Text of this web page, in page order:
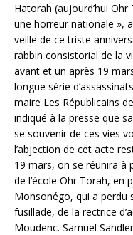
Hatorah (aujourd’hui
une horreur nationale »,
veille de ce triste
rabbin consistorial de la
avant et un après 19
longue série
maire Les Républicains
indiqué à la presse que
se souvenir de ces vies
l’abjection de cet acte
19 mars, on se réunira à
de l’école Ohr Torah, en
Monsonégo, qui a perdu
fusillade, de la rectrice
Moudenc. Samuel